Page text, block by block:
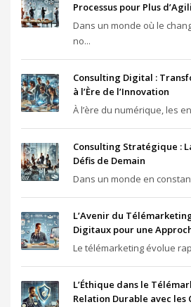
Processus pour Plus
Dans un monde où le
no...
Consulting Digital :
à l’Ère de l’Innovation
À l’ère du numérique, les
Consulting Stratégique :
Défis de Demain
Dans un monde en
L’Avenir du
Digitaux pour une
Le télémarketing évolue
L’Éthique dans le
Relation Durable avec les